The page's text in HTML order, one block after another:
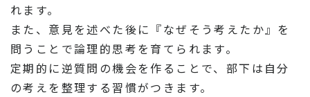
れます。
また、意見を述べた後に『なぜそう考えたか』を
問うことで論理的思考を育てられます。
定期的に逆質問の機会を作ることで、部下は自分
の考えを整理する習慣がつきます。